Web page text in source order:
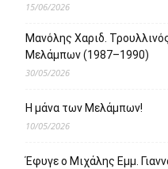
15/06/2026
Μανόλης Χαριδ.
Μελάμπων (1987–1990)
30/05/2026
Η μάνα των Μελάμπων!
10/05/2026
Έφυγε ο Μιχάλης Εμμ.